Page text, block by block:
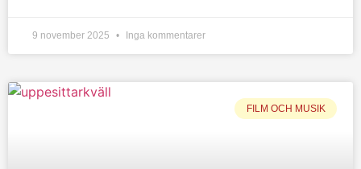
9 november 2025 Inga kommentarer
FILM OCH MUSIK